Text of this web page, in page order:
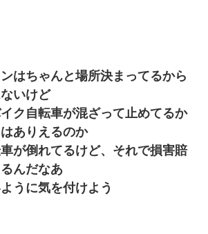
はちゃんと場所決まってるから
いけど
ク自転車が混ざって止めてるか
ありえるのか
が倒れてるけど、それで損害賠
んだなあ
うに気を付けよう